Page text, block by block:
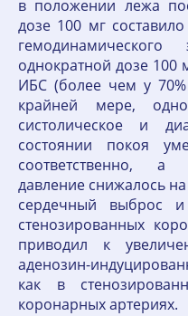
в положении лежа
дозе 100 мг
однократной дозе 100
ИБС (более чем у
крайней мере,
систолическое и
состоянии покоя
соответственно, а
давление снижалось на
сердечный выброс
стенозированных
приводил к
аденозин-
как в
коронарных артериях.